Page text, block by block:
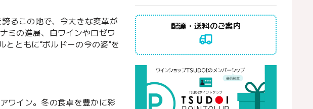
配達・送料のご案内
るこの地で、今大きな変革が
ミの進展、白ワインやロゼワ
ともに“ボルドーの今の姿”を
ワイン。冬の食卓を豊かに彩